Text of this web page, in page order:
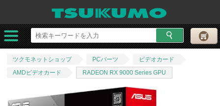
ツクモネットショップ PCパーツ
ビデオカード
AMDビデオカード
RADEON RX 9000 Series GPU